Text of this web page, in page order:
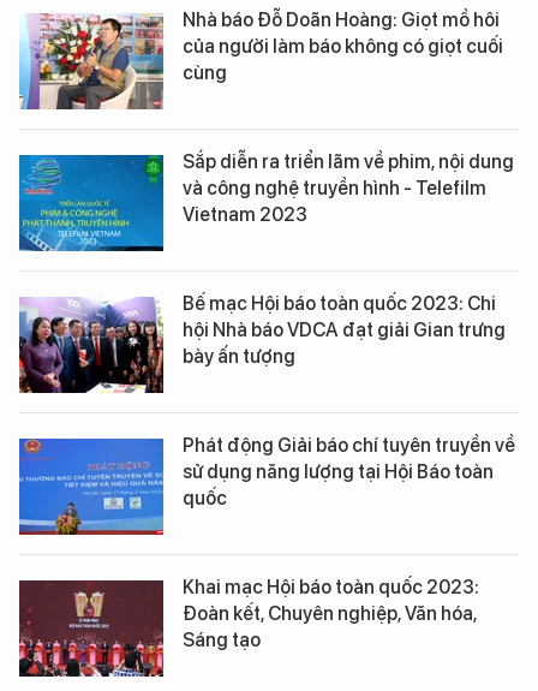
Nhà báo Đỗ Doãn Hoàng: Giọt mồ hôi
của người làm báo không có giọt cuối
cùng
Sắp diễn ra triển lãm về phim, nội dung
và công nghệ truyền hình - Telefilm
Vietnam 2023
Bế mạc Hội báo toàn quốc 2023: Chi
hội Nhà báo VDCA đạt giải Gian trưng
bày ấn tượng
Phát động Giải báo chí tuyên truyền về
sử dụng năng lượng tại Hội Báo toàn
quốc
Khai mạc Hội báo toàn quốc 2023:
Đoàn kết, Chuyên nghiệp, Văn hóa,
Sáng tạo